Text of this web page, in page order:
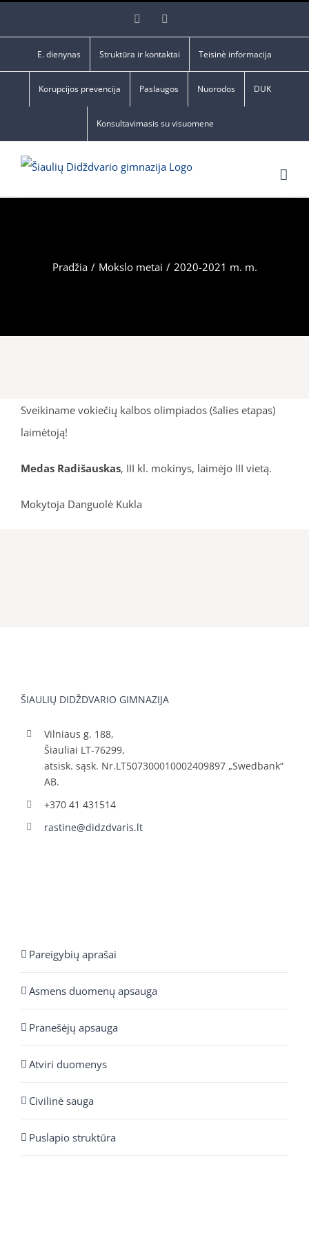
Facebook
E. dienynas Struktūra ir kontaktai Teisinė informacija
Korupcijos prevencija Paslaugos Nuorodos DUK
Konsultavimasis su visuomene
Pradžia / Mokslo metai / 2020-2021 m. m.
Sveikiname vokiečių kalbos olimpiados (šalies etapas)
laimėtoją!
Medas Radišauskas, III kl. mokinys, laimėjo III vietą.
Mokytoja Danguolė Kukla
ŠIAULIŲ DIDŽDVARIO GIMNAZIJA
Vilniaus g. 188,
Šiauliai LT-76299,
atsisk. sąsk. Nr.LT507300010002409897 „Swedbank“
AB.
+370 41 431514
rastine@didzdvaris.lt
Pareigybių aprašai
Asmens duomenų apsauga
Pranešėjų apsauga
Atviri duomenys
Civilinė sauga
Puslapio struktūra